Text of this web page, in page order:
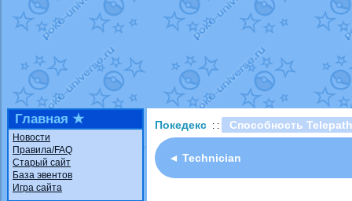
Технические
доброе утро славяне
Йолда и Мимикью
от
Недовольный
The Dark Wishmaker
шадоу спиритомбот
траббишот
Raging Bolt
Shadow mismagius
Главная ★
Новости
Правила/FAQ
Старый сайт
База эвентов
Игра сайта
Покедекс : : Способность
◄ Technician